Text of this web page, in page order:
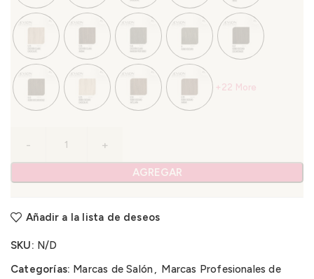
+22 More
AGREGAR
Añadir a la lista de deseos
SKU: N/D
Categorías: Marcas de Salón, Marcas Profesionales de